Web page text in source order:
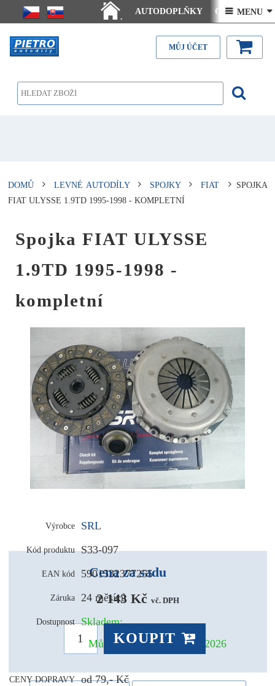
.
AUTODOPLŇKY Ceny doručení
Články - návody Kontakt
 MENU 
MŮJ ÚČET
DOMŮ LEVNÉ AUTODÍLY SPOJKY FIAT
SPOJKA
FIAT ULYSSE 1.9TD 1995-1998 - KOMPLETNÍ
Spojka FIAT ULYSSE
1.9TD 1995-1998 -
kompletní
Výrobce SRL
Kód produktu S33-097
EAN kód 5901532377255
Záruka 24 měsíců
Dostupnost
Skladem:
Může být u Vás už 11.08.2026
CENY DOPRAVY od 79,- Kč
Cena za sadu
2 143 Kč vč. DPH
KOUPIT